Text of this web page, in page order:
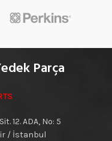
Parça
12. ADA, No: 5
/ İstanbul